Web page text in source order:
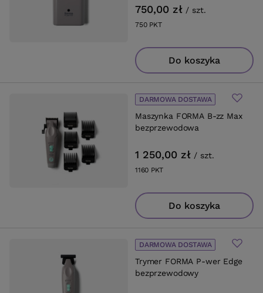
750,00 zł / szt.
750PKTpunktów
Do koszyka
Maszynka FORMA B-zz Max
bezprzewodowa
DARMOWA DOSTAWA
1 250,00 zł / szt.
1160 PKT
Do koszyka
Trymer FORMA P-wer Edge
bezprzewodowy
DARMOWA DOSTAWA